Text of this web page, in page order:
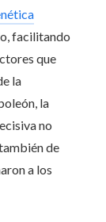
facilitando
que
la
la
no
de
a los